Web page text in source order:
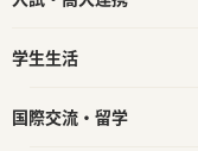
学生生活
国際交流・留学